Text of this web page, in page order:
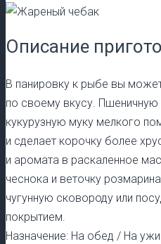
Описание
В панировку к рыбе вы
по своему вкусу. Пшеничную
кукурузную муку мелкого
и сделает корочку более
и аромата в раскаленное
чеснока и веточку
чугунную сковороду или
покрытием.
Назначение: На обед / На